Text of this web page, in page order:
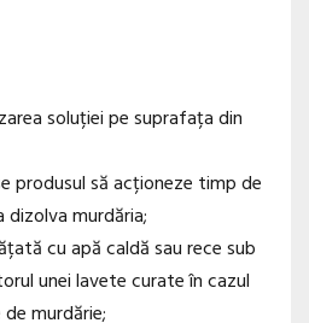
soluției pe suprafața din
produsul să acționeze timp de
murdăria;
cu apă caldă sau rece sub
unei lavete curate în cazul
murdărie;